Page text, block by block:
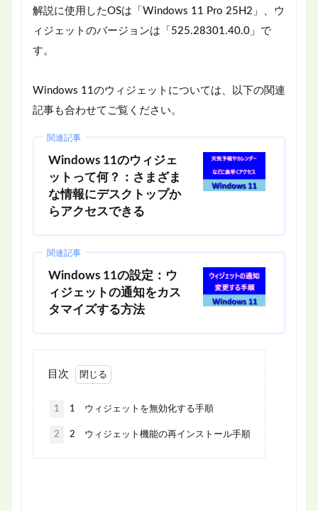
解説に使用したOSは「Windows 11 Pro 25H2」、ウ
ィジェットのバージョンは「525.28301.40.0」で
す。
Windows 11のウィジェットについては、以下の関連
記事も合わせてご覧ください。
関連記事
Windows 11のウィジェ
ットって何？：さまざま
な情報にデスクトップか
らアクセスできる
関連記事
Windows 11の設定：ウ
ィジェットの通知をカス
タマイズする方法
目次
1 1 ウィジェットを無効化する手順
2 2 ウィジェット機能の再インストール手順